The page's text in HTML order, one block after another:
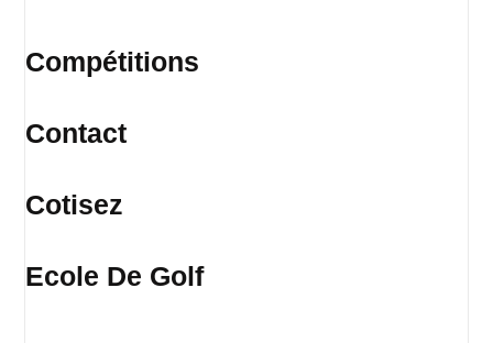
Compétitions
Contact
Cotisez
Ecole De Golf